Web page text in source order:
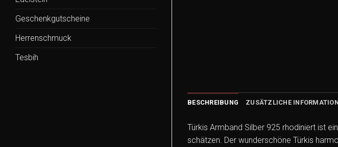
Geschenkgutscheine
Herrenschmuck
Tesbih
BESCHREIBUNG ZUSÄTZLICHE INFORMATION
Türkis Armband Silber 925 rhodiniert ist
schätzen. Der wunderschöne Türkis